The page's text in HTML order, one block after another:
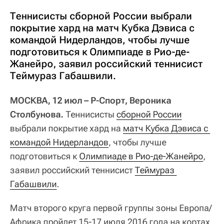
Теннисисты сборной России выбрали
покрытие хард на матч Кубка Дэвиса с
командой Нидерландов, чтобы лучше
подготовиться к Олимпиаде в Рио-де-
Жанейро, заявил российский теннисист
Теймураз Габашвили.
МОСКВА, 12 июл – Р-Спорт, Вероника
Столбунова. Теннисисты сборной России
выбрали покрытие хард на матч Кубка Дэвиса с
командой Нидерландов, чтобы лучше
подготовиться к Олимпиаде в Рио-де-Жанейро,
заявил российский теннисистТеймураз
Габашвили.
Матч второго круга первой группы зоны Европа/
Африка пройдет 15-17 июля 2016 года на кортах